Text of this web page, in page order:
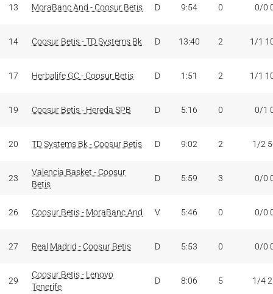
13 MoraBanc And - Coosur Betis D 9:54 0 0/0
14 Coosur Betis - TD Systems Bk D 13:40 2 1/1
17 Herbalife GC - Coosur Betis D 1:51 2 1/1
19 Coosur Betis - Hereda SPB D 5:16 0 0/1
20 TD Systems Bk - Coosur Betis D 9:02 2 1/2
23
Valencia Basket - Coosur
Betis
D 5:59 3 0/0
26 Coosur Betis - MoraBanc And V 5:46 0 0/0
27 Real Madrid - Coosur Betis D 5:53 0 0/0
29
Coosur Betis - Lenovo
Tenerife
D 8:06 5 1/4